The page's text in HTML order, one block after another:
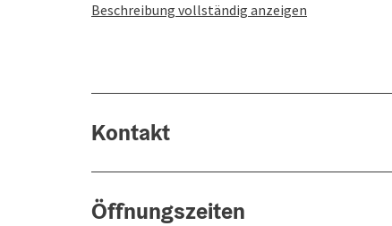
Beschreibung vollständig anzeigen
Kontakt
Öffnungszeiten